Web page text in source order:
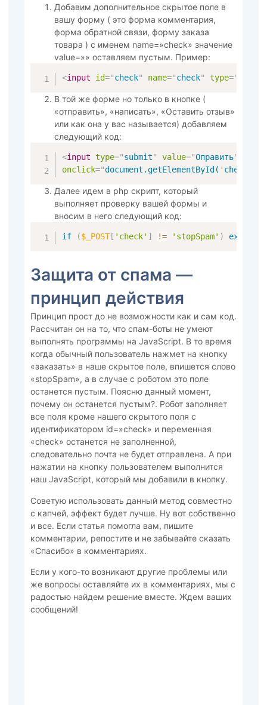
Добавим дополнительное скрытое поле в
вашу форму ( это форма комментария,
форма обратной связи, форму заказа
товара ) с именем name=»check» значение
value=»» оставляем пустым. Пример:
<input id="check" name="check" type="
В той же форме но только в кнопке (
«отправить», «написать», «Оставить отзыв»
или как она у вас называется) добавляем
следующий код:
<input type="submit" value="Оправить"
onclick="document.getElementById( ' check
Далее идем в php скрипт, который
выполняет проверку вашей формы и
вносим в него следующий код:
if ($_POST[ 'check' ] != 'stopSpam' ) exit
Защита от спама —
принцип действия
Принцип прост до не возможности как и сам код.
Рассчитан он на то, что спам-боты не умеют
выполнять программы на JavaScript. В то время
когда обычный пользователь нажмет на кнопку
«заказать» в наше скрытое поле, впишется слово
«stopSpam», а в случае с роботом это поле
останется пустым. Поясню данный момент,
почему он останется пустым?. Робот заполняет
все поля кроме нашего скрытого поля с
идентификатором id=»check» и переменная
«check» останется не заполненной,
следовательно почта не будет отправлена. А при
нажатии на кнопку пользователем выполнится
наш JavaScript, который мы добавили в кнопку.
Cоветую использовать данный метод совместно
с капчей, эффект будет лучше. Ну вот собственно
и все. Если статья помогла вам, пишите
комментарии, репостите и не забывайте сказать
«Спасибо» в комментариях.
Если у кого-то возникают другие проблемы или
же вопросы оставляйте их в комментариях, мы с
радостью найдем решение вместе. Ждем ваших
сообщений!